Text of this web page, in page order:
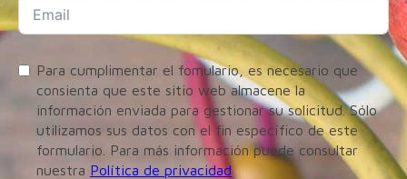
Para cumplimentar el fomulario, es necesario que
consienta que este sitio web almacene la
información enviada para gestionar su solicitud. Sólo
utilizamos sus datos con el fin específico de este
formulario. Para más información puede consultar
nuestra Política de privacidad